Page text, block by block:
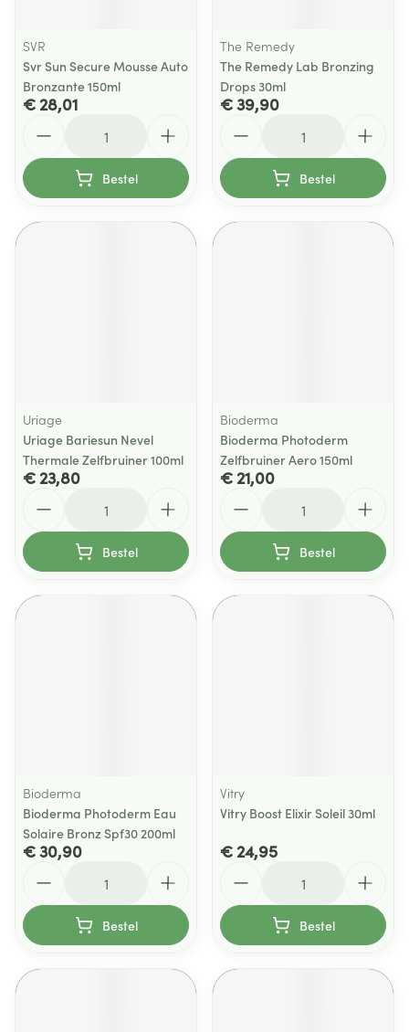
SVR
Svr Sun Secure Mousse Auto
Bronzante 150ml
€ 28,01
Bestel
The Remedy
The Remedy Lab Bronzing
Drops 30ml
€ 39,90
Bestel
Uriage
Uriage Bariesun Nevel
Thermale Zelfbruiner 100ml
€ 23,80
Bestel
Bioderma
Bioderma Photoderm
Zelfbruiner Aero 150ml
€ 21,00
Bestel
Bioderma
Bioderma Photoderm Eau
Solaire Bronz Spf30 200ml
€ 30,90
Bestel
Vitry
Vitry Boost Elixir Soleil 30ml
€ 24,95
Bestel